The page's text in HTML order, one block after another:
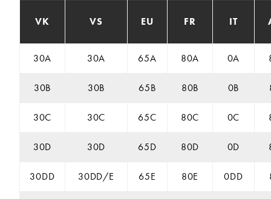
VK VS EU FR IT
30A 30A 65A 80A 0A
30B 30B 65B 80B 0B
30C 30C 65C 80C 0C
30D 30D 65D 80D 0D
30DD 30DD/E 65E 80E 0DD